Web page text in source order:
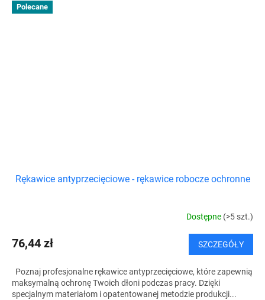
Polecane
Rękawice antyprzecięciowe - rękawice robocze ochronne
Dostępne (>5 szt.)
76,44 zł SZCZEGÓŁY
Poznaj profesjonalne rękawice antyprzecięciowe, które zapewnią
maksymalną ochronę Twoich dłoni podczas pracy. Dzięki
specjalnym materiałom i opatentowanej metodzie produkcji...